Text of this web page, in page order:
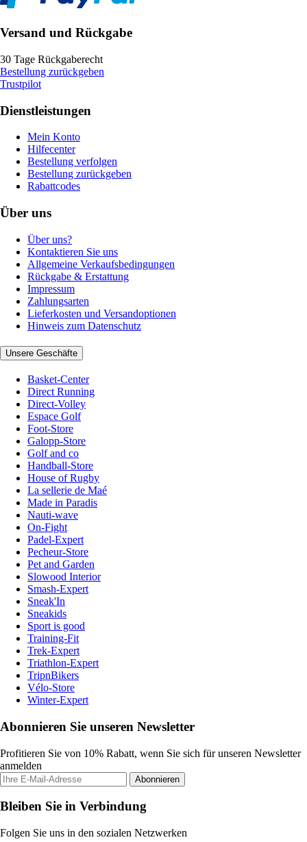
Versand und Rückgabe
30 Tage Rückgaberecht
Bestellung zurückgeben
Trustpilot
Dienstleistungen
Mein Konto
Hilfecenter
Bestellung verfolgen
Bestellung zurückgeben
Rabattcodes
Über uns
Über uns?
Kontaktieren Sie uns
Allgemeine Verkaufsbedingungen
Rückgabe & Erstattung
Impressum
Zahlungsarten
Lieferkosten und Versandoptionen
Hinweis zum Datenschutz
Unsere Geschäfte
Basket-Center
Direct Running
Direct-Volley
Espace Golf
Foot-Store
Galopp-Store
Golf and co
Handball-Store
House of Rugby
La sellerie de Maé
Made in Paradis
Nauti-wave
On-Fight
Padel-Expert
Pecheur-Store
Pet and Garden
Slowood Interior
Smash-Expert
Sneak'In
Sneakids
Sport is good
Training-Fit
Trek-Expert
Triathlon-Expert
TripnBikers
Vélo-Store
Winter-Expert
Abonnieren Sie unseren Newsletter
Profitieren Sie von 10% Rabatt, wenn Sie sich für unseren Newsletter
anmelden
Abonnieren
Bleiben Sie in Verbindung
Folgen Sie uns in den sozialen Netzwerken